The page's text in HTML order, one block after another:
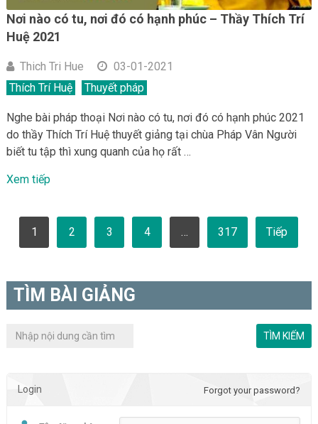
Nơi nào có tu, nơi đó có hạnh phúc – Thầy Thích Trí
Huệ 2021
Thich Tri Hue
03-01-2021
Thích Trí Huệ
Thuyết pháp
Nghe bài pháp thoại Nơi nào có tu, nơi đó có hạnh phúc 2021
do thầy Thích Trí Huệ thuyết giảng tại chùa Pháp Vân Người
biết tu tập thì xung quanh của họ rất …
Xem tiếp
Phân
trang
bài
1 2 3 4 … 317 Tiếp
TÌM BÀI GIẢNG
Login Forgot your password?